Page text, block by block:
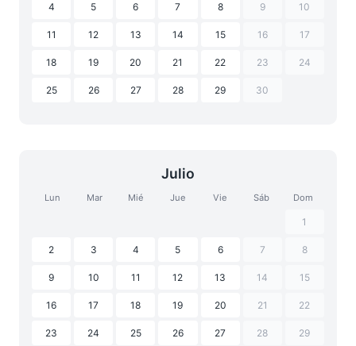
4 5 6 7 8 9 10
11 12 13 14 15 16 17
18 19 20 21 22 23 24
25 26 27 28 29 30
Julio
Lun Mar Mié Jue Vie Sáb Dom
1
2 3 4 5 6 7 8
9 10 11 12 13 14 15
16 17 18 19 20 21 22
23 24 25 26 27 28 29